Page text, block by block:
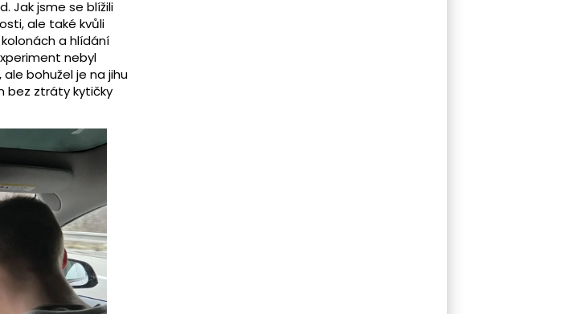
Jak jsme se blížili
ale také kvůli
a hlídání
nebyl
bohužel je na jihu
bez ztráty kytičky